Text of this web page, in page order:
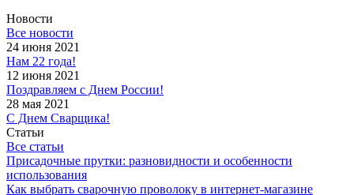
Новости
Все новости
24 июня 2021
Нам 22 года!
12 июня 2021
Поздравляем с Днем России!
28 мая 2021
С Днем Сварщика!
Статьи
Все статьи
Присадочные прутки: разновидности и особенности
использования
Как выбрать сварочную проволоку в интернет-магазине